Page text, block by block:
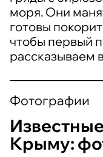
моря. Они
готовы
чтобы первый
рассказываем
Фотографии
Крыму: